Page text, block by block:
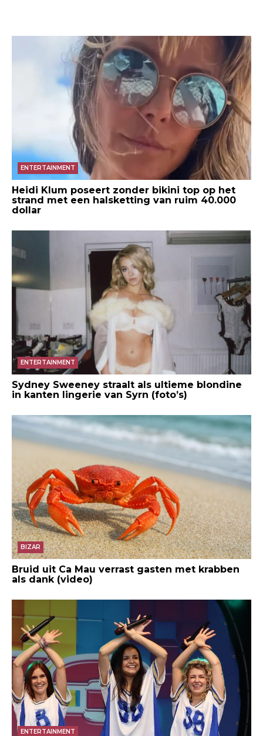
ENTERTAINMENT
Heidi Klum poseert zonder bikini top op het
strand met een halsketting van ruim 40.000
dollar
ENTERTAINMENT
Sydney Sweeney straalt als ultieme blondine
in kanten lingerie van Syrn (foto’s)
BIZAR
Bruid uit Ca Mau verrast gasten met krabben
als dank (video)
ENTERTAINMENT